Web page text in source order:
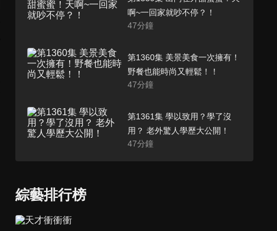
啊~一回家就吵不停？！
47分鐘
第1360集 美景美食一次擁有！
野餐也能時尚又輕鬆！！
47分鐘
第1361集 學以致用？學了沒
用？ 老外驚人學歷大公開！
47分鐘
綜藝排行榜